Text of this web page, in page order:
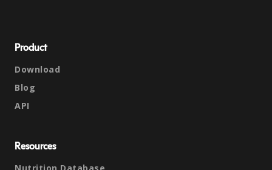
Product
Download
Blog
API
Resources